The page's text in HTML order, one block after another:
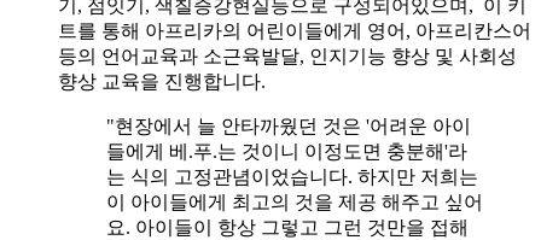
기, 점잇기, 색칠증강현실등으로 구성되어있으며, 이 키
트를 통해 아프리카의 어린이들에게 영어, 아프리칸스어
등의 언어교육과 소근육발달, 인지기능 향상 및 사회성
향상 교육을 진행합니다.
"현장에서 늘 안타까웠던 것은 '어려운 아이
들에게 베.푸.는 것이니 이정도면 충분해'라
는 식의 고정관념이었습니다. 하지만 저희는
이 아이들에게 최고의 것을 제공 해주고 싶어
요. 아이들이 항상 그렇고 그런 것만을 접해